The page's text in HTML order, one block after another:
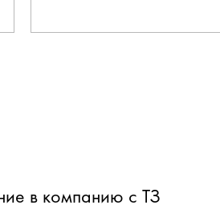
в компанию с ТЗ